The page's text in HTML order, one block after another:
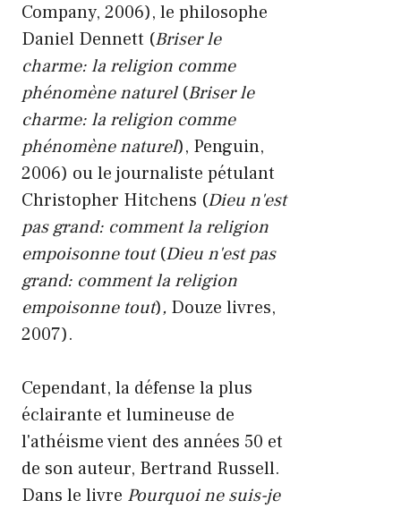
Company, 2006), le philosophe
Daniel Dennett (Briser le
charme: la religion comme
phénomène naturel(Briser le
charme: la religion comme
phénomène naturel), Penguin,
2006) ou le journaliste pétulant
Christopher Hitchens (Dieu n'est
pas grand: comment la religion
empoisonne tout(Dieu n'est pas
grand: comment la religion
empoisonne tout), Douze livres,
2007).
Cependant, la défense la plus
éclairante et lumineuse de
l'athéisme vient des années 50 et
de son auteur, Bertrand Russell.
Dans le livre Pourquoi ne suis-je